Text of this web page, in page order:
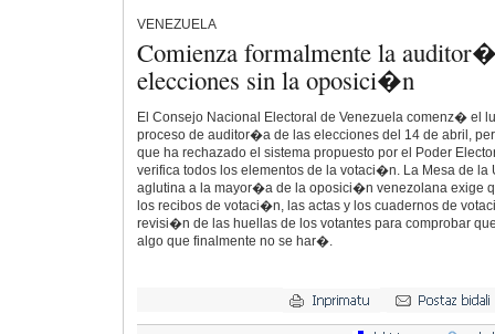
VENEZUELA
Comienza formalmente la
elecciones sin la oposici�n
El Consejo Nacional Electoral de Venezuela comenz� el
proceso de auditor�a de las elecciones del 14 de abril,
que ha rechazado el sistema propuesto por el Poder
verifica todos los elementos de la votaci�n. La Mesa de
aglutina a la mayor�a de la oposici�n venezolana exige
los recibos de votaci�n, las actas y los cuadernos de
revisi�n de las huellas de los votantes para comprobar
algo que finalmente no se har�.